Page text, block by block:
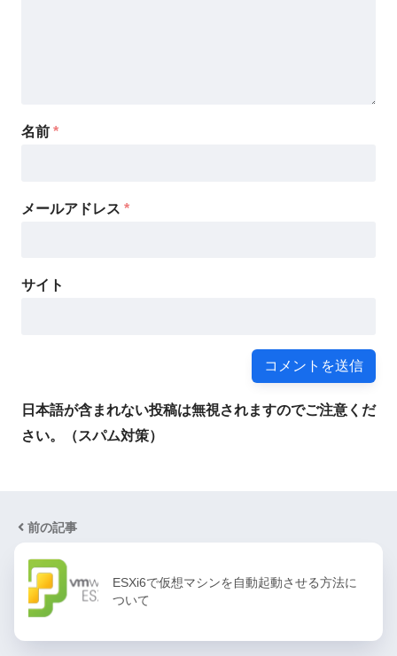
名前 *
メールアドレス *
サイト
日本語が含まれない投稿は無視されますのでご注意くだ
さい。（スパム対策）
前の記事
ESXi6で仮想マシンを自動起動させる方法に
ついて